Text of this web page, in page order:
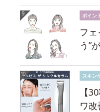
ポイン
フ
う”
スキン
【
ワ